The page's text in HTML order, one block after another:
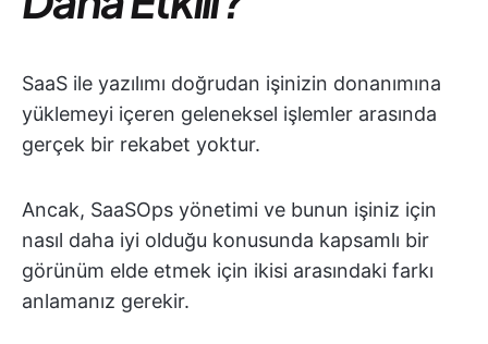
SaaS ile yazılımı doğrudan işinizin donanımına
yüklemeyi içeren geleneksel işlemler arasında
gerçek bir rekabet yoktur.
Ancak, SaaSOps yönetimi ve bunun işiniz için
nasıl daha iyi olduğu konusunda kapsamlı bir
görünüm elde etmek için ikisi arasındaki farkı
anlamanız gerekir.